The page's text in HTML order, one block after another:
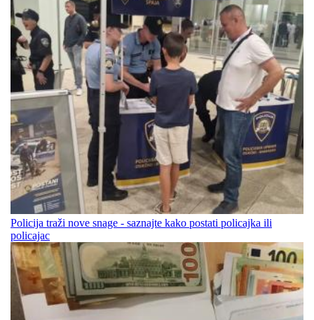
Policija traži nove snage - saznajte kako postati policajka ili
policajac